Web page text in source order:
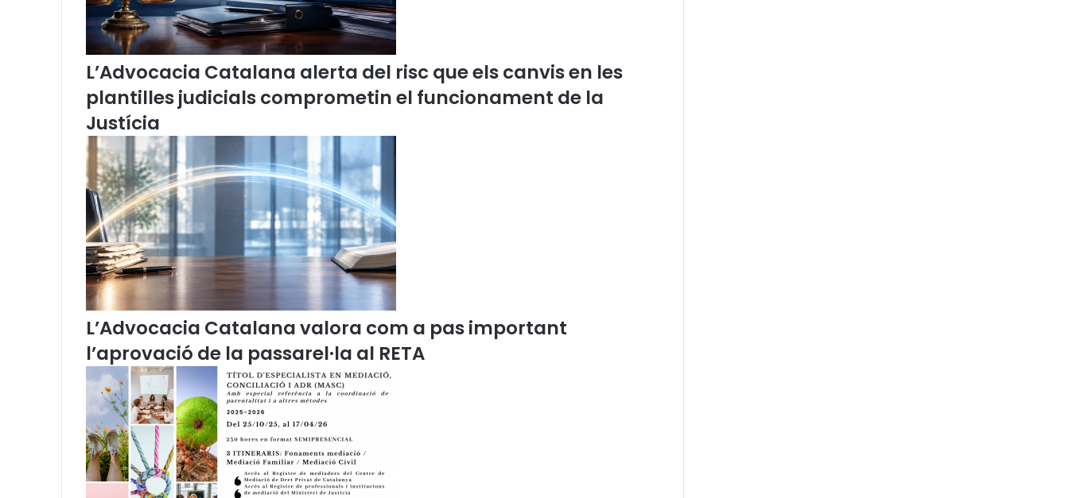
o
c
c
C
a
t
a
l
a
n
a
s
i
g
n
a
n
c
o
n
v
e
n
L’Advocacia Catalana alerta del risc que els canvis en les
plantilles judicials comprometin el funcionament de la
Justícia
L’Advocacia Catalana valora com a pas important
l’aprovació de la passarel·la al RETA